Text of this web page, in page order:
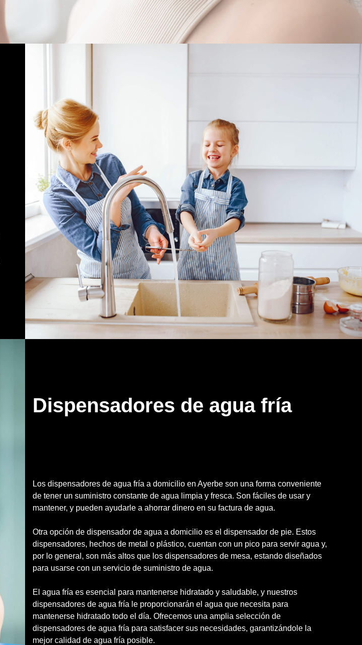
Dispensadores de agua fría
Los dispensadores de agua fría a domicilio en Ayerbe son una forma conveniente
de tener un suministro constante de agua limpia y fresca. Son fáciles de usar y
mantener, y pueden ayudarle a ahorrar dinero en su factura de agua.
Otra opción de dispensador de agua a domicilio es el dispensador de pie. Estos
dispensadores, hechos de metal o plástico, cuentan con un pico para servir agua y,
por lo general, son más altos que los dispensadores de mesa, estando diseñados
para usarse con un servicio de suministro de agua.
El agua fría es esencial para mantenerse hidratado y saludable, y nuestros
dispensadores de agua fría le proporcionarán el agua que necesita para
mantenerse hidratado todo el día. Ofrecemos una amplia selección de
dispensadores de agua fría para satisfacer sus necesidades, garantizándole la
mejor calidad de agua fría posible.